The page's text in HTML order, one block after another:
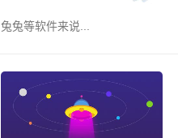
兔兔等软件来说...